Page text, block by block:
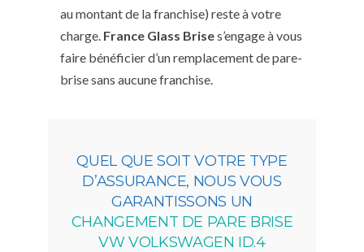
au montant de la franchise) reste à votre
charge. France Glass Brises’engage à vous
faire bénéficier d’un remplacement de pare-
brise sans aucune franchise.
QUEL QUE SOIT VOTRE TYPE
D’ASSURANCE, NOUS VOUS
GARANTISSONS UN
CHANGEMENT DE PARE BRISE
VW VOLKSWAGEN ID.4